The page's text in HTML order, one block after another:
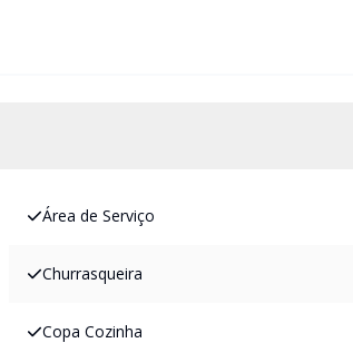
Área de Serviço
Churrasqueira
Copa Cozinha